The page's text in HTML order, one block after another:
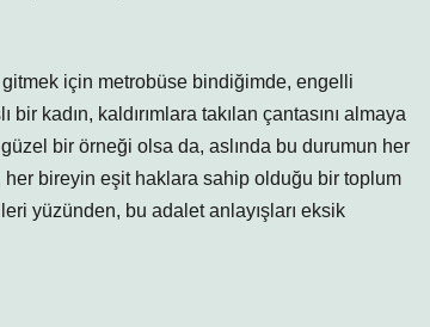
için metrobüse bindiğimde, engelli
kadın, kaldırımlara takılan çantasını almaya
bir örneği olsa da, aslında bu durumun her
bireyin eşit haklara sahip olduğu bir toplum
yüzünden, bu adalet anlayışları eksik